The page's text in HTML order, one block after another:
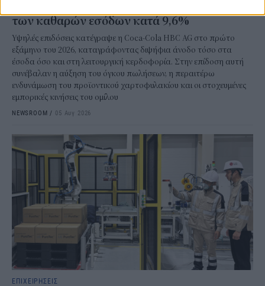
των καθαρών εσόδων κατά 9,6%
Υψηλές επιδόσεις κατέγραψε η Coca-Cola HBC AG στο πρώτο
εξάμηνο του 2026, καταγράφοντας διψήφια άνοδο τόσο στα
έσοδα όσο και στη λειτουργική κερδοφορία. Στην επίδοση αυτή
συνέβαλαν η αύξηση του όγκου πωλήσεων, η περαιτέρω
ενδυνάμωση του προϊοντικού χαρτοφυλακίου και οι στοχευμένες
εμπορικές κινήσεις του ομίλου
NEWSROOM / 05 Αυγ 2026
ΕΠΙΧΕΙΡΗΣΕΙΣ